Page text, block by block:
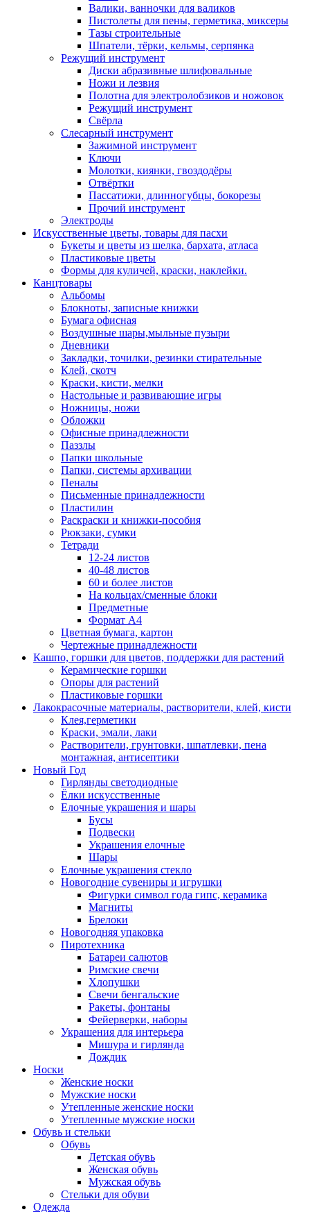
Валики, ванночки для валиков
Пистолеты для пены, герметика, миксеры
Тазы строительные
Шпатели, тёрки, кельмы, серпянка
Режущий инструмент
Диски абразивные шлифовальные
Ножи и лезвия
Полотна для электролобзиков и ножовок
Режущий инструмент
Свёрла
Слесарный инструмент
Зажимной инструмент
Ключи
Молотки, киянки, гвоздодёры
Отвёртки
Пассатижи, длинногубцы, бокорезы
Прочий инструмент
Электроды
Искусственные цветы, товары для пасхи
Букеты и цветы из шелка, бархата, атласа
Пластиковые цветы
Формы для куличей, краски, наклейки.
Канцтовары
Альбомы
Блокноты, записные книжки
Бумага офисная
Воздушные шары,мыльные пузыри
Дневники
Закладки, точилки, резинки стирательные
Клей, скотч
Краски, кисти, мелки
Настольные и развивающие игры
Ножницы, ножи
Обложки
Офисные принадлежности
Паззлы
Папки школьные
Папки, системы архивации
Пеналы
Письменные принадлежности
Пластилин
Раскраски и книжки-пособия
Рюкзаки, сумки
Тетради
12-24 листов
40-48 листов
60 и более листов
На кольцах/сменные блоки
Предметные
Формат А4
Цветная бумага, картон
Чертежные принадлежности
Кашпо, горшки для цветов, поддержки для растений
Керамические горшки
Опоры для растений
Пластиковые горшки
Лакокрасочные материалы, растворители, клей, кисти
Клея,герметики
Краски, эмали, лаки
Растворители, грунтовки, шпатлевки, пена
монтажная, антисептики
Новый Год
Гирлянды светодиодные
Ёлки искусственные
Елочные украшения и шары
Бусы
Подвески
Украшения елочные
Шары
Елочные украшения стекло
Новогодние сувениры и игрушки
Фигурки символ года гипс, керамика
Магниты
Брелоки
Новогодняя упаковка
Пиротехника
Батареи салютов
Римские свечи
Хлопушки
Свечи бенгальские
Ракеты, фонтаны
Фейерверки, наборы
Украшения для интерьера
Мишура и гирлянда
Дождик
Носки
Женские носки
Мужские носки
Утепленные женские носки
Утепленные мужские носки
Обувь и стельки
Обувь
Детская обувь
Женская обувь
Мужская обувь
Стельки для обуви
Одежда